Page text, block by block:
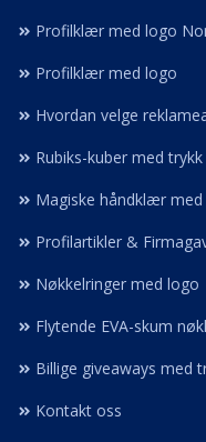
Profilklær med logo
Profilklær med logo
Hvordan velge
Rubiks-kuber med trykk
Magiske håndklær
Profilartikler &
Nøkkelringer med logo
Flytende EVA-skum
Billige giveaways med
Kontakt oss